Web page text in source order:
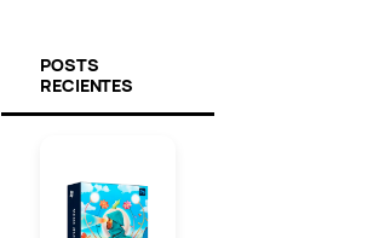
POSTS
RECIENTES